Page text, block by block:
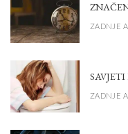
ZADNJE
ZADNJE